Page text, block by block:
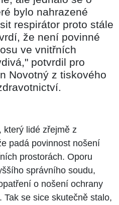
bylo nahrazené
respirátor proto stále
že není povinné
ve vnitřních
potvrdil pro
Novotný z tiskového
lidé zřejmě z
padá povinnost nošení
prostorách. Oporu
správního soudu,
o nošení ochrany
se sice skutečně stalo,